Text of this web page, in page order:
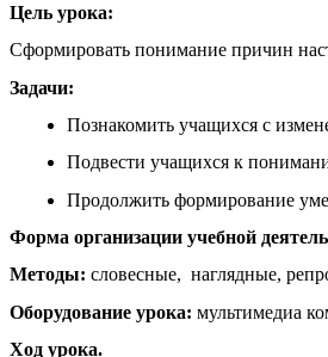
Цель урока:
Сформировать понимание причин
Задачи:
Познакомить учащихся с
Подвести учащихся к
Продолжить формирование
Форма организации учебной
Методы: словесные, наглядные,
Оборудование урока: мультимедиа
Ход урока.